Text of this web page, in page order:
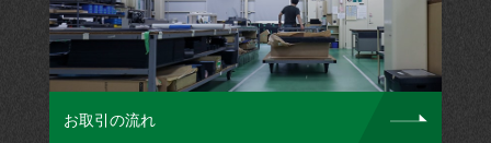
お取引の流れ